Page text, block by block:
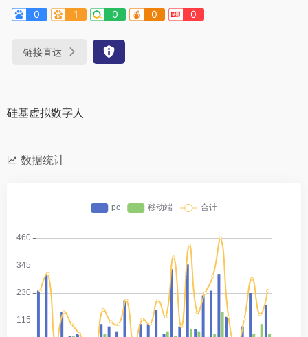
0
1 0 0 0
链接直达
硅基虚拟数字人
数据统计